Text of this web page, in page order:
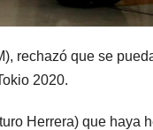
rechazó que se
2020.
Herrera) que haya